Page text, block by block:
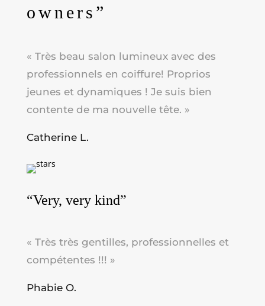
owners”
« Très beau salon lumineux avec des
professionnels en coiffure! Proprios
jeunes et dynamiques ! Je suis bien
contente de ma nouvelle tête. »
Catherine L.
“Very, very kind”
« Très très gentilles, professionnelles et
compétentes !!! »
Phabie O.